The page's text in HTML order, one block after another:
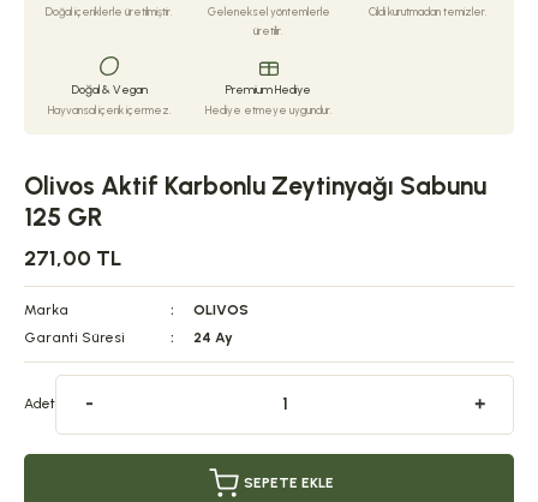
Doğal içeriklerle üretilmiştir.
Geleneksel yöntemlerle
üretilir.
Cildi kurutmadan temizler.
Doğal & Vegan
Hayvansal içerik içermez.
Premium Hediye
Hediye etmeye uygundur.
Olivos Aktif Karbonlu Zeytinyağı Sabunu
125 GR
271,00 TL
Marka
OLIVOS
Garanti Süresi
24 Ay
Adet
SEPETE EKLE